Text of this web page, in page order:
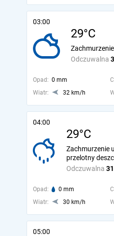
03:00
29°C
Odczuwalna
Opad: 0 mm
Wiatr:
32 km/h
04:00
29°C
Odczuwalna
Zachmurzenie
przelotny
Opad: 0 mm
Wiatr:
30 km/h
05:00